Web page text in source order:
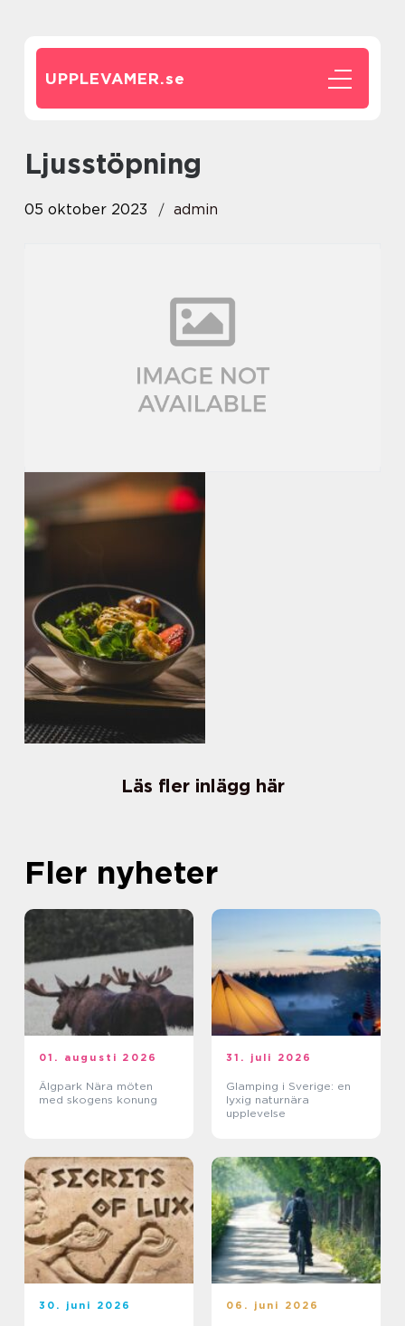
UPPLEVAMER.se
ljusstöpning
05 oktober 2023 admin
Läs fler inlägg här
Fler nyheter
01. augusti 2026
Älgpark Nära möten
med skogens konung
31. juli 2026
Glamping i Sverige: en
lyxig naturnära
upplevelse
30. juni 2026 06. juni 2026